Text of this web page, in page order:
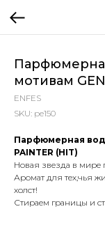
мотивам
ENFES
SKU: pe150
Парфюмерная вода
PAINTER (HIT)
Новая звезда в
Аромат для тех,чья
холст!
Стираем границы и